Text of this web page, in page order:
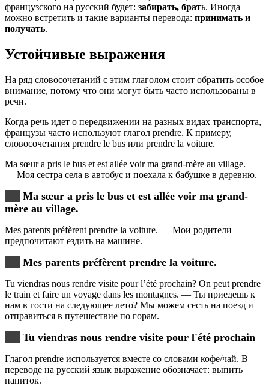
французского на русский будет: забирать, брать. Иногда
можно встретить и такие варианты перевода: принимать и
получать.
Устойчивые выражения
На ряд словосочетаний с этим глаголом стоит обратить особое
внимание, потому что они могут быть часто использованы в
речи.
Когда речь идет о передвижении на разных видах транспорта,
французы часто используют глагол prendre. К примеру,
словосочетания prendre le bus или prendre la voiture.
Ma sœur a pris le bus et est allée voir ma grand-mère au village.
— Моя сестра села в автобус и поехала к бабушке в деревню.
Ma sœur a pris le bus et est allée voir ma grand-
mère au village.
Mes parents préfèrent prendre la voiture. — Мои родители
предпочитают ездить на машине.
Mes parents préfèrent prendre la voiture.
Tu viendras nous rendre visite pour l’été prochain? On peut prendre
le train et faire un voyage dans les montagnes. — Ты приедешь к
нам в гости на следующее лето? Мы можем сесть на поезд и
отправиться в путешествие по горам.
Tu viendras nous rendre visite pour l'été prochain
Глагол prendre используется вместе со словами кофе/чай. В
переводе на русский язык выражение обозначает: выпить
напиток.